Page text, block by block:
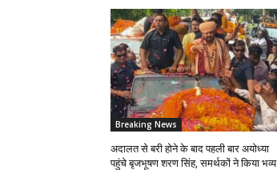
Breaking News
अदालत से बरी होने के बाद पहली बार अयोध्या
पहुंचे बृजभूषण शरण सिंह, समर्थकों ने किया भव्य